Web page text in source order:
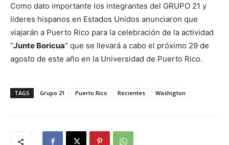
Como dato importante los integrantes del GRUPO 21 y
líderes hispanos en Estados Unidos anunciaron que
viajarán a Puerto Rico para la celebración de la actividad
“Junte Boricua” que se llevará a cabo el próximo 29 de
agosto de este año en la Universidad de Puerto Rico.
TAGS Grupo 21 Puerto Rico Recientes Washigton